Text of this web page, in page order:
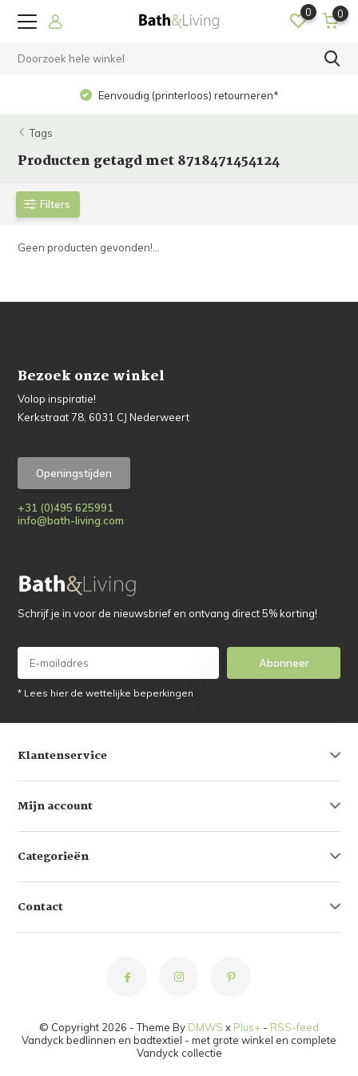
0 0
Eenvoudig (printerloos) retourneren*
Tags
Producten getagd met 8718471454124
Filters
Geen producten gevonden!...
Bezoek onze winkel
Volop inspiratie!
Kerkstraat 78, 6031 CJ Nederweert
Openingstijden
+31 (0)495 625991
info@bath-living.com
Schrijf je in voor de nieuwsbrief en ontvang direct 5% korting!
Abonneer
* Lees hier de wettelijke beperkingen
Klantenservice
Mijn account
Categorieën
Contact
© Copyright 2026 - Theme By DMWS x Plus+ - RSS-feed
Vandyck bedlinnen en badtextiel - met grote winkel en complete
Vandyck collectie